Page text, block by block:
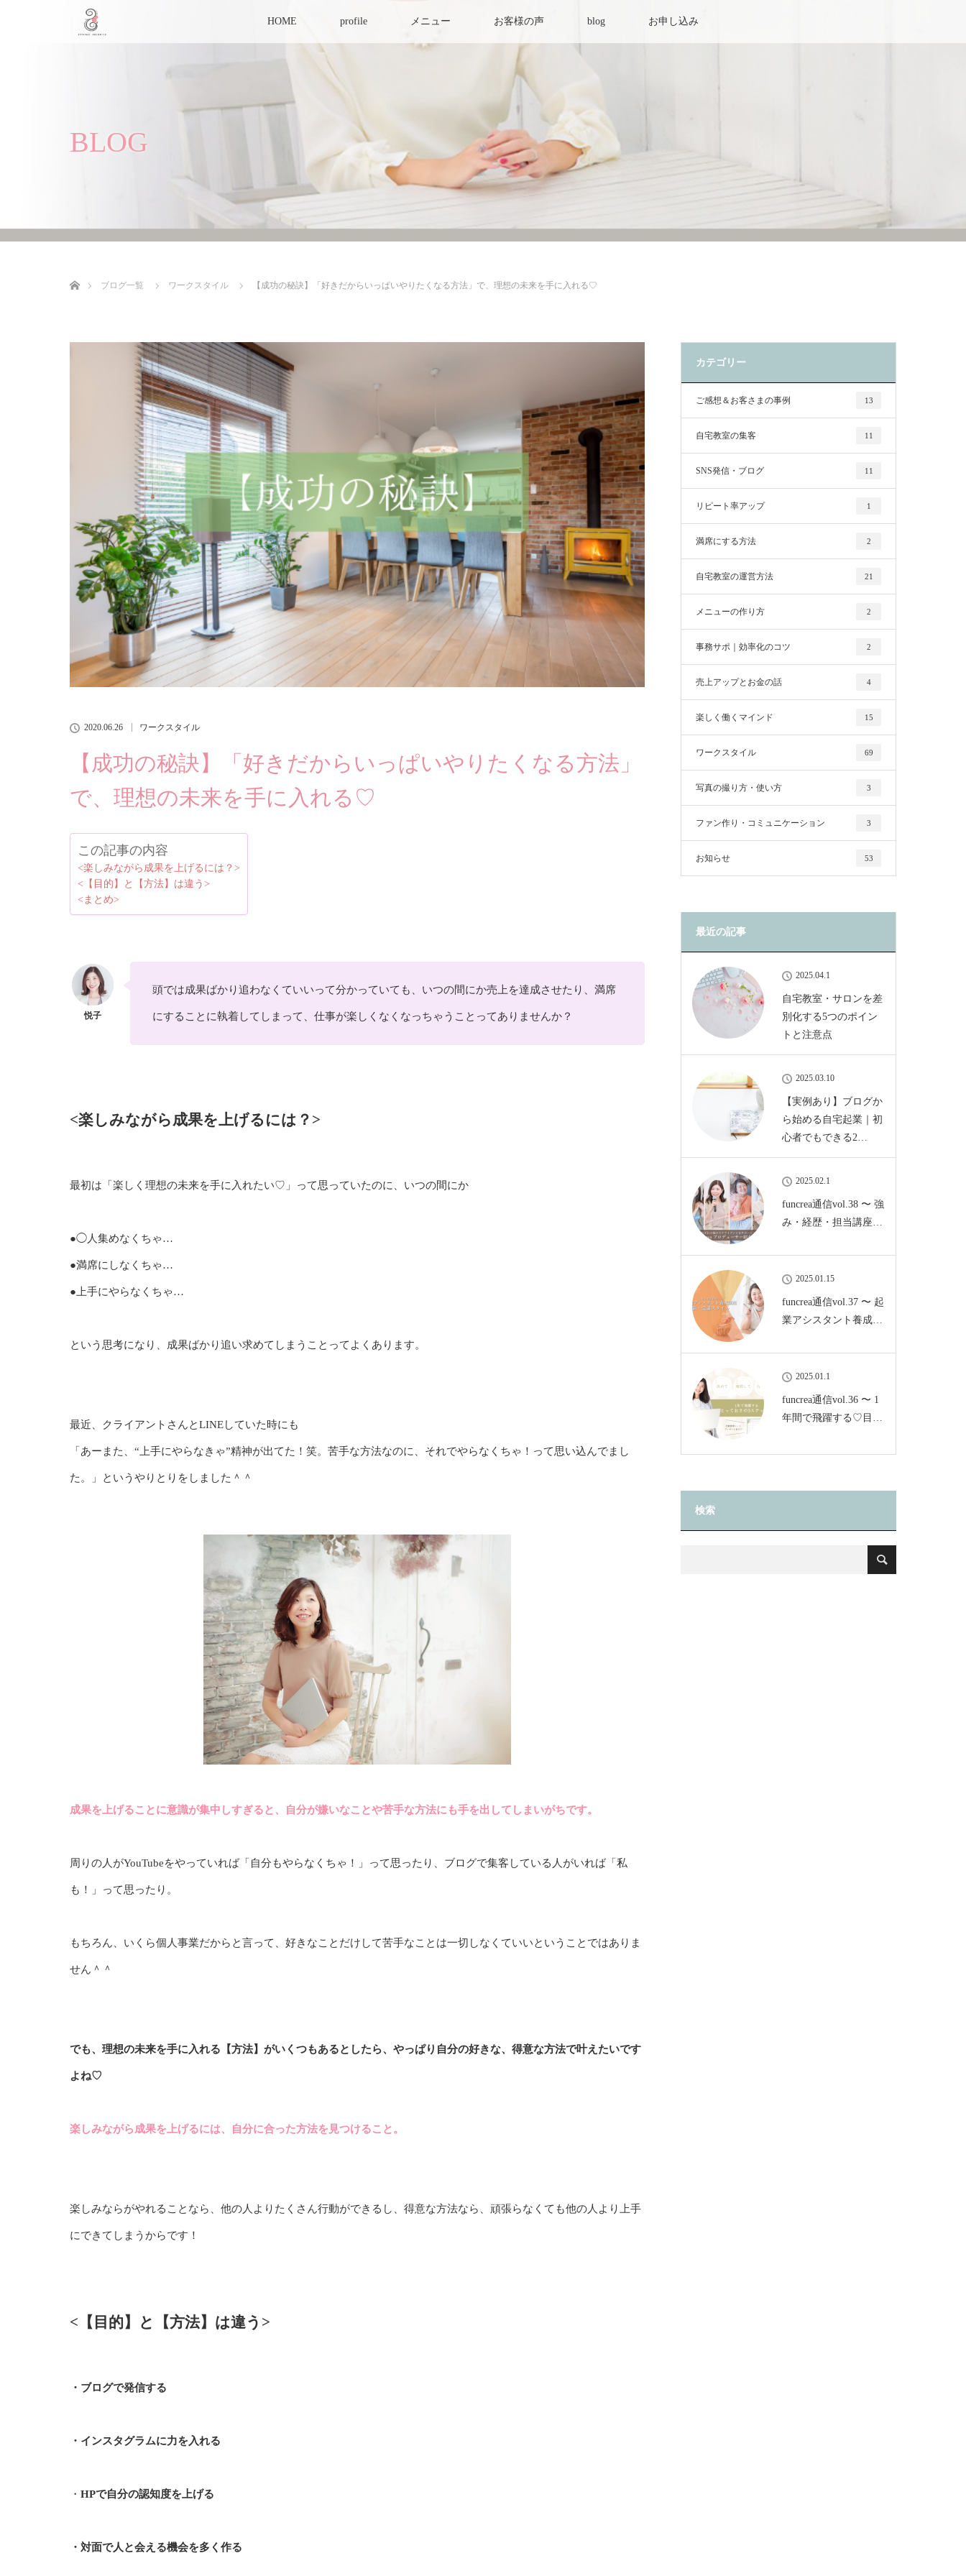
HOME profile メニュー お客様の声 blog お申し込み
BLOG
ブログ一覧
ワークスタイル 【成功の秘訣】「好きだからいっぱいやりたくなる方法」で、理想の未来を手に入れる♡
2020.06.26 ワークスタイル
【成功の秘訣】「好きだからいっぱいやりたくなる方法」
で、理想の未来を手に入れる♡
この記事の内容
<楽しみながら成果を上げるには？>
<【目的】と【方法】は違う>
<まとめ>
頭では成果ばかり追わなくていいって分かっていても、いつの間にか売上を達成させたり、満席
にすることに執着してしまって、仕事が楽しくなくなっちゃうことってありませんか？
<楽しみながら成果を上げるには？>
最初は「楽しく理想の未来を手に入れたい♡」って思っていたのに、いつの間にか
●◯人集めなくちゃ…
●満席にしなくちゃ…
●上手にやらなくちゃ…
という思考になり、成果ばかり追い求めてしまうことってよくあります。
最近、クライアントさんとLINEしていた時にも
「あーまた、“上手にやらなきゃ”精神が出てた！笑。苦手な方法なのに、それでやらなくちゃ！って思い込んでまし
た。」というやりとりをしました＾＾
成果を上げることに意識が集中しすぎると、自分が嫌いなことや苦手な方法にも手を出してしまいがちです。
周りの人がYouTubeをやっていれば「自分もやらなくちゃ！」って思ったり、ブログで集客している人がいれば「私
も！」って思ったり。
もちろん、いくら個人事業だからと言って、好きなことだけして苦手なことは一切しなくていいということではありま
せん＾＾
でも、理想の未来を手に入れる【方法】がいくつもあるとしたら、やっぱり自分の好きな、得意な方法で叶えたいです
よね♡
楽しみながら成果を上げるには、自分に合った方法を見つけること。
楽しみならがやれることなら、他の人よりたくさん行動ができるし、得意な方法なら、頑張らなくても他の人より上手
にできてしまうからです！
<【目的】と【方法】は違う>
・ブログで発信する
・インスタグラムに力を入れる
・ HPで自分の認知度を上げる
・対面で人と会える機会を多く作る
カテゴリー
ご感想＆お客さまの事例 13
自宅教室の集客 11
SNS発信・ブログ 11
リピート率アップ 1
満席にする方法 2
自宅教室の運営方法 21
メニューの作り方 2
事務サポ｜効率化のコツ 2
売上アップとお金の話 4
楽しく働くマインド 15
ワークスタイル 69
写真の撮り方・使い方 3
ファン作り・コミュニケーション 3
お知らせ 53
最近の記事
2025.04.1
自宅教室・サロンを差
別化する5つのポイン
トと注意点
2025.03.10
【実例あり】ブログか
ら始める自宅起業｜初
心者でもできる2…
2025.02.1
funcrea通信vol.38 〜 強
み・経歴・担当講座…
2025.01.15
funcrea通信vol.37 〜 起
業アシスタント養成…
2025.01.1
funcrea通信vol.36 〜 1
年間で飛躍する♡目…
検索